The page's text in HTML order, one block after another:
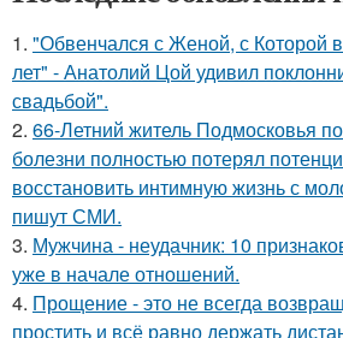
1. "Обвенчался с Женой, с Которой
лет" - Анатолий Цой удивил
свадьбой".
2. 66-Летний житель Подмосковья
болезни полностью потерял
восстановить интимную жизнь с
пишут СМИ.
3. Мужчина - неудачник: 10
уже в начале отношений.
4. Прощение - это не всегда
простить и всё равно держать